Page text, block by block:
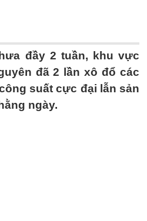
đầy 2 tuần, khu vực
đã 2 lần xô đổ các
suất cực đại lẫn sản
ngày.